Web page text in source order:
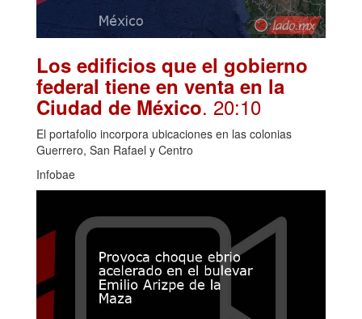
Los edificios que el gobierno
federal tiene en venta en la
Ciudad de México. 20:10
El portafolio incorpora ubicaciones en las colonias
Guerrero, San Rafael y Centro
Infobae